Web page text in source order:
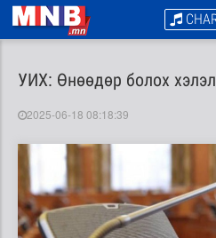
УИХ: Өнөөдөр болох
2025-06-18 08:18:39